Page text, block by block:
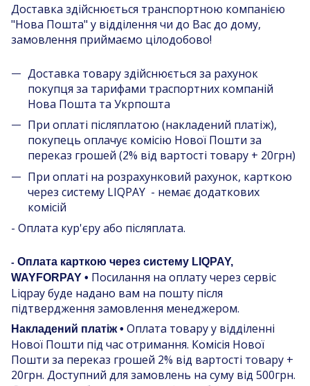
Доставка здійснюється транспортною компанією
"Нова Пошта" у відділення чи до Вас до дому,
замовлення приймаємо цілодобово!
Доставка товару здійснюється за рахунок
покупця за тарифами траспортних компаній
Нова Пошта та Укрпошта
При оплаті післяплатою (накладений платіж),
покупець оплачує комісію Нової Пошти за
переказ грошей (2% від вартості товару + 20грн)
При оплаті на розрахунковий рахунок, карткою
через систему LIQPAY - немає додаткових
комісій
- Оплата кур'єру або післяплата.
- Оплата карткою через систему LIQPAY,
WAYFORPAY • Посилання на оплату через сервіс
Liqpay буде надано вам на пошту після
підтвердження замовлення менеджером.
Накладений платіж • Оплата товару у відділенні
Нової Пошти під час отримання. Комісія Нової
Пошти за переказ грошей 2% від вартості товару +
20грн. Доступний для замовлень на суму від 500грн.